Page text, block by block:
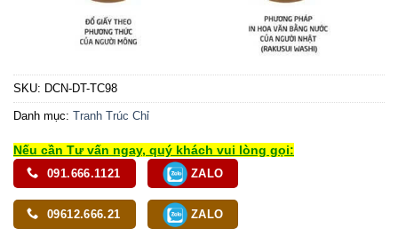
SKU: DCN-DT-TC98
Danh mục: Tranh Trúc Chỉ
Nếu cần Tư vấn ngay, quý khách vui lòng gọi:
091.666.1121 ZALO
09612.666.21 ZALO